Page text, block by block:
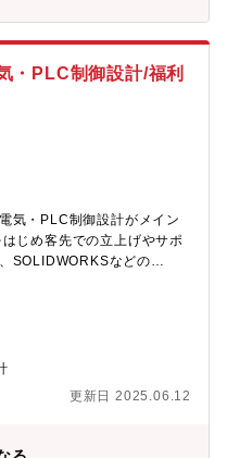
・PLC制御設計/福利
気・PLC制御設計がメイン
じめ客先での立上げやサポ
SOLIDWORKSなどの
療機器など、様々な装置に
働き方改革を進めており、
ベートの時間をしっかりと
ミラプログループとして、
更新日 2025.06.12